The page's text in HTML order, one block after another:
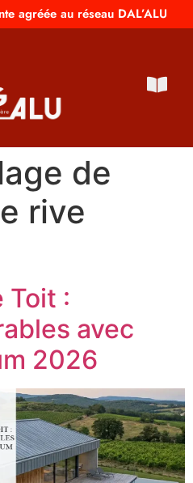
agréée au réseau DAL’ALU
de
rive
Toit :
avec
2026